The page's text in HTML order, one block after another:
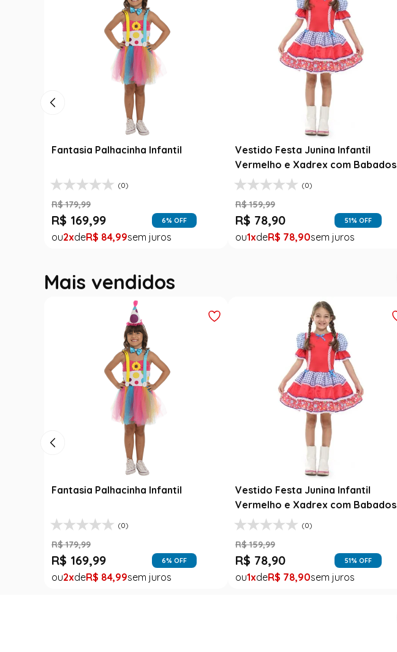
Fantasia Palhacinha Infantil
(0)
R$ 179,99
R$ 169,99 6% OFF
2 R$ 84,99
Vestido Festa Junina Infantil
Vermelho e Xadrex com Babados
(0)
R$ 159,99
R$ 78,90 51% OFF
1 R$ 78,90
Mais vendidos
Fantasia Palhacinha Infantil
(0)
R$ 179,99
R$ 169,99 6% OFF
2 R$ 84,99
Vestido Festa Junina Infantil
Vermelho e Xadrex com Babados
(0)
R$ 159,99
R$ 78,90 51% OFF
1 R$ 78,90